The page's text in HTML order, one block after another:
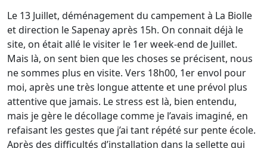
Le 13 Juillet, déménagement du campement à La Biolle
et direction le Sapenay après 15h. On connait déjà le
site, on était allé le visiter le 1er week-end de Juillet.
Mais là, on sent bien que les choses se précisent, nous
ne sommes plus en visite. Vers 18h00, 1er envol pour
moi, après une très longue attente et une prévol plus
attentive que jamais. Le stress est là, bien entendu,
mais je gère le décollage comme je l’avais imaginé, en
refaisant les gestes que j’ai tant répété sur pente école.
Après des difficultés d’installation dans la sellette qui